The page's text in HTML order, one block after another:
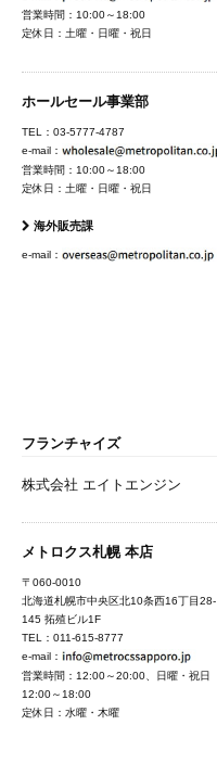
営業時間：10:00～18:00
定休日：土曜・日曜・祝日
ホールセール事業部
TEL：03-5777-4787
e-mail：
営業時間：10:00～18:00
定休日：土曜・日曜・祝日
海外販売課
e-mail：
フランチャイズ
株式会社 エイトエンジン
メトロクス札幌 本店
〒060-0010
北海道札幌市中央区北10条西16丁目28-
145 拓殖ビル1F
TEL：011-615-8777
e-mail：
営業時間：12:00～20:00、日曜・祝日
12:00～18:00
定休日：水曜・木曜